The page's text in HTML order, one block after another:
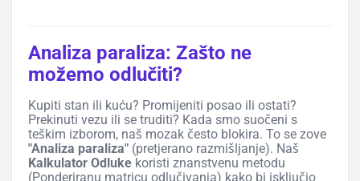
Analiza paraliza: Zašto ne
možemo odlučiti?
Kupiti stan ili kuću? Promijeniti posao ili ostati?
Prekinuti vezu ili se truditi? Kada smo suočeni s
teškim izborom, naš mozak često blokira. To se zove
"Analiza paraliza" (pretjerano razmišljanje). Naš
Kalkulator Odluke koristi znanstvenu metodu
(Ponderiranu matricu odlučivanja) kako bi isključio